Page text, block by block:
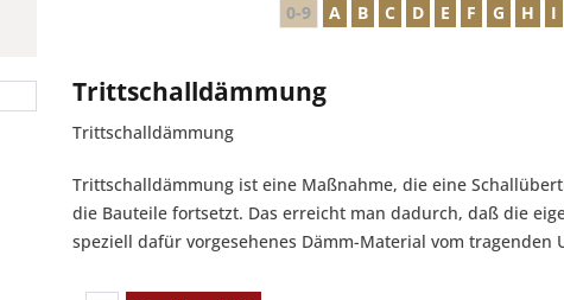
0-9 A B C D E F G H I
Trittschalldämmung
Trittschalldämmung
Trittschalldämmung ist eine Maßnahme, die eine
die Bauteile fortsetzt. Das erreicht man dadurch, daß die
speziell dafür vorgesehenes Dämm-Material vom